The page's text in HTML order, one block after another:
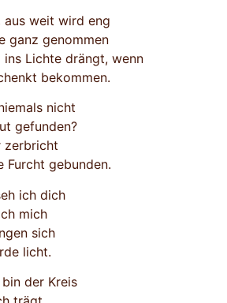
weit wird eng
ganz genommen
ins Lichte drängt, wenn
bekommen.
nicht
gefunden?
zerbricht
Furcht gebunden.
ich dich
mich
sich
licht.
der Kreis